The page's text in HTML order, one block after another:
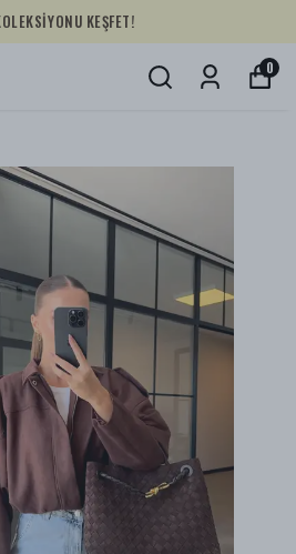
KEŞFET!
0